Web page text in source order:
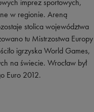
imprez sportowych,
w regionie. Areną
stolica województwa
tu Mistrzostwa Europy
igrzyska World Games,
na świecie. Wrocław był
Euro 2012.